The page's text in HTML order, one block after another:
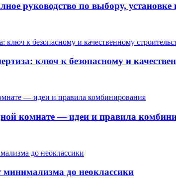
руководство по выбору,
ключ к безопасному и
комнате — идеи и правила
минимализма до неоклассики